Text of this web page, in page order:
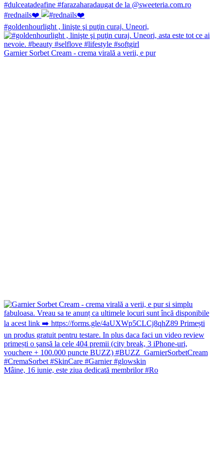
#rednails❤️
#goldenhourlight , linişte şi puţin curaj. Uneori,
Garnier Sorbet Cream - crema virală a verii, e pur
Mâine, 16 iunie, este ziua dedicată membrilor #Ro